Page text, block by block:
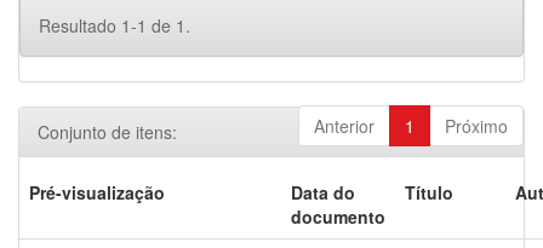
Resultado 1-1 de 1.
Anterior 1 Próximo
Conjunto de itens:
Pré-visualização
Data do
documento
Título